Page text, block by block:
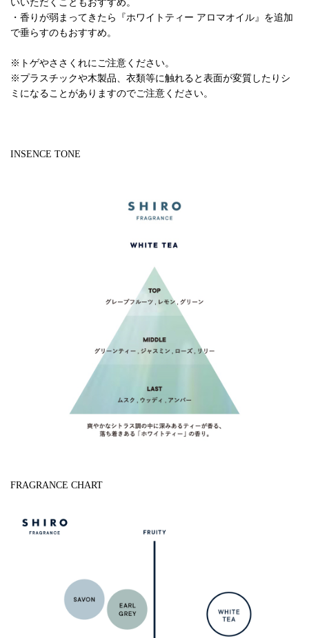
いいただくこともおすすめ。
・香りが弱まってきたら『ホワイトティー アロマオイル』を追加
で垂らすのもおすすめ。
※トゲやささくれにご注意ください。
※プラスチックや木製品、衣類等に触れると表面が変質したりシ
ミになることがありますのでご注意ください。
INSENCE TONE
FRAGRANCE CHART